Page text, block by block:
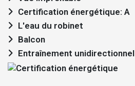
Certification énergétique: A
L'eau du robinet
Balcon
Entraînement unidirectionnel